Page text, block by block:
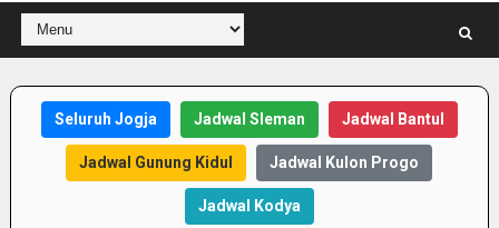
Seluruh Jogja Jadwal Sleman Jadwal Bantul
Jadwal Gunung Kidul Jadwal Kulon Progo
Jadwal Kodya